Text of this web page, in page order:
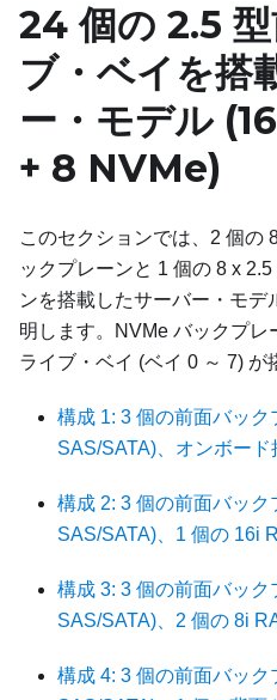
24 個の 2.5
ブ・ベイを搭
ー・モデル
+ 8 NVMe)
このセクションでは、2 個の
ックプレーンと 1 個の 8 x
ンを搭載したサーバー・モ
明します。NVMe バックプレ
ライブ・ベイ (ベイ 0 ～ 7) が
構成 1: 3 個の前面バッ
SAS/SATA)、オンボード
構成 2: 3 個の前面バッ
SAS/SATA)、1 個の 16i
構成 3: 3 個の前面バッ
SAS/SATA)、2 個の 8i
構成 4: 3 個の前面バッ